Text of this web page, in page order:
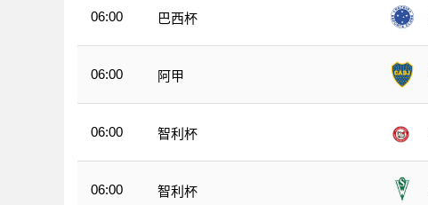
06:00 巴西杯
06:00 阿甲
06:00 智利杯
06:00 智利杯